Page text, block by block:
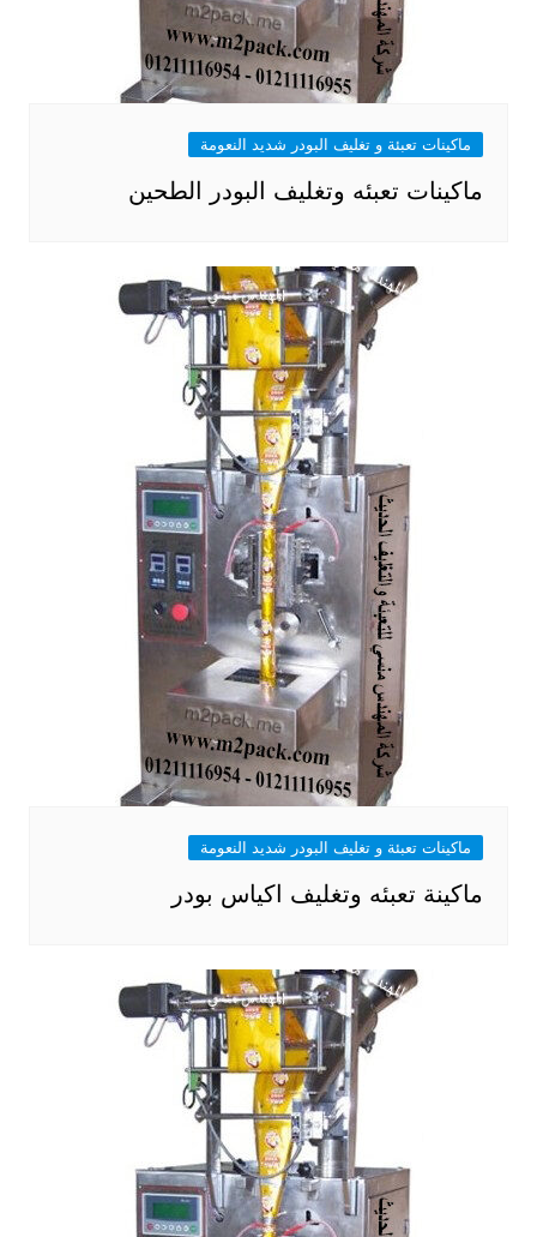
ماكينات تعبئة و تغليف البودر شديد النعومة
ماكينات تعبئه وتغليف البودر الطحين
ماكينات تعبئة و تغليف البودر شديد النعومة
ماكينة تعبئه وتغليف اكياس بودر